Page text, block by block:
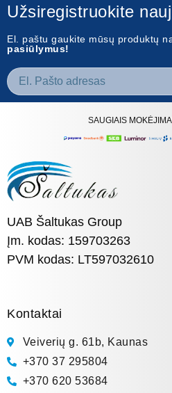
Užsiregistruokite
El. paštu gaukite mūsų produktų
pasiūlymus!
SAUGIAIS
UAB Šaltukas Group
Įm. kodas: 159703263
PVM kodas: LT597032610
Kontaktai
Veiverių g. 61b, Kaunas
+370 37 295804
+370 620 53684